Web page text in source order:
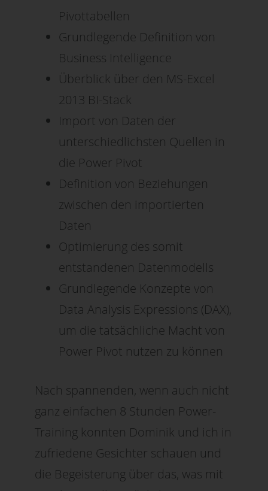
Pivottabellen
Grundlegende Definition von
Business Intelligence
Überblick über den MS-Excel
2013 BI-Stack
Import von Daten der
unterschiedlichsten Quellen in
die Power Pivot
Definition von Beziehungen
zwischen den importierten
Daten
Optimierung des somit
entstandenen Datenmodells
Grundlegende Konzepte von
Data Analysis Expressions (DAX),
um die tatsächliche Macht von
Power Pivot nutzen zu können
Nach spannenden, wenn auch nicht
ganz einfachen 8 Stunden Power-
Training konnten Dominik und ich in
zufriedene Gesichter schauen und
die Begeisterung über das, was mit